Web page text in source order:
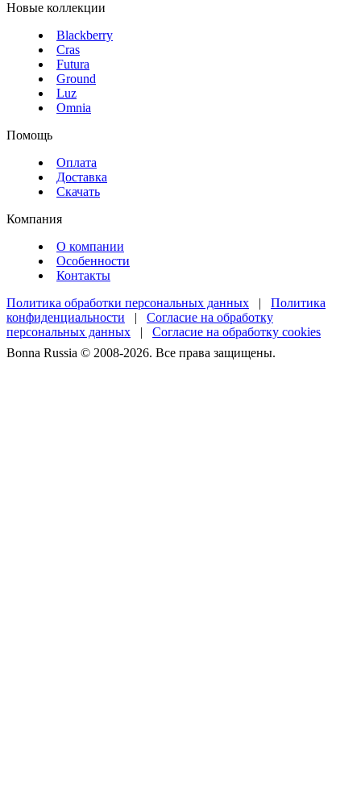
Новые коллекции
Blackberry
Cras
Futura
Ground
Luz
Omnia
Помощь
Оплата
Доставка
Скачать
Компания
О компании
Особенности
Контакты
Политика обработки персональных данных | Политика
конфиденциальности | Согласие на обработку
персональных данных | Согласие на обработку cookies
Bonna Russia © 2008-2026. Все права защищены.